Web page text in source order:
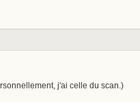
j'ai celle du scan.)